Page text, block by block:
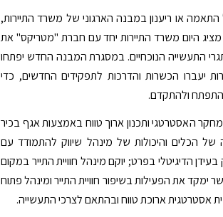
או ריענון במבנה הארגוני של משרד התיירות,
מציג היום משרד התיירות יחד עם חברת "מטריקס" את
התעשייה הנוכחיים. במסגרת המבנה החדש יפתחו
יעברו הכשרות והדרכות לתפקידים החדשים, כדי
ולהתקדם.
האסטרטגי ותכנון ארוך טווח באמצעות אגף בכיר
של הכלים והיכולות של מינהל שיווק להתמודד עם
הדיגיטלי בפרט; יוקם מינהל חוויית התייר במקום
ימקד את הפעילות בשיפור חוויית התייר ומינהל פתוח
אסטרטגית ארוכת טווח ובהתאם לצרכי התעשייה.